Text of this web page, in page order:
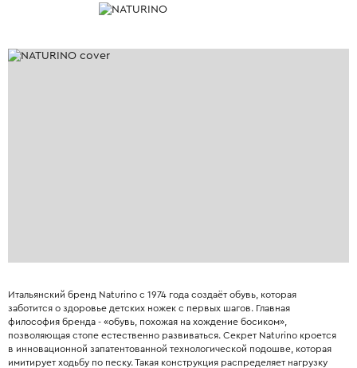
Итальянский бренд Naturino с 1974 года создаёт обувь, которая
заботится о здоровье детских ножек с первых шагов. Главная
философия бренда - «обувь, похожая на хождение босиком»,
позволяющая стопе естественно развиваться. Секрет Naturino кроется
в инновационной запатентованной технологической подошве, которая
имитирует ходьбу по песку. Такая конструкция распределяет нагрузку